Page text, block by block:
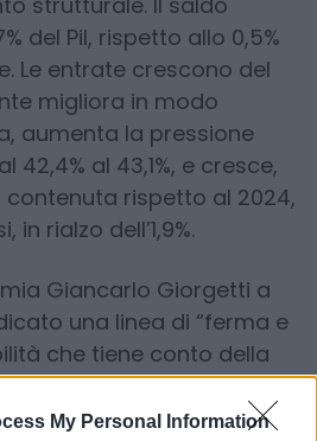
My Personal Information
del Pil, rispetto allo 0,5%
Le entrate crescono del
migliora in modo
aumenta la pressione
42,4% al 43,1%, e cresce,
rispetto al 2024,
rialzo dell’1,9%.
Giancarlo Giorgetti a
una linea di “ferma e
che tiene conto della
della finanza pubblica nel
europee ma nel